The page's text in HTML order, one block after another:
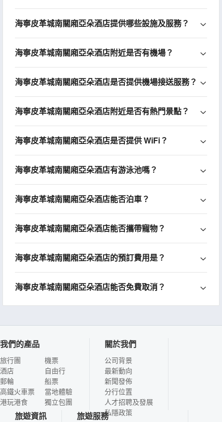
海寧皮革城南關廂亞朵酒店提供哪些設施及服務？
海寧皮革城南關廂亞朵酒店附近是否有機場？
海寧皮革城南關廂亞朵酒店是否提供機場接送服務？
海寧皮革城南關廂亞朵酒店附近是否有熱門景點？
海寧皮革城南關廂亞朵酒店是否提供 WiFi？
海寧皮革城南關廂亞朵酒店有游泳池嗎？
海寧皮革城南關廂亞朵酒店能否泊車？
海寧皮革城南關廂亞朵酒店能否攜帶寵物？
海寧皮革城南關廂亞朵酒店的預訂費用是？
海寧皮革城南關廂亞朵酒店能否免費取消？
我們的產品
旅行團
酒店
郵輪
高鐵火車票
港玩港食
機票
自由行
船票
當地體驗
獨立包團
關於我們
公司背景
最新動向
新聞發佈
分行位置
人才招聘及發展
私隱政策
旅遊資訊 旅遊服務